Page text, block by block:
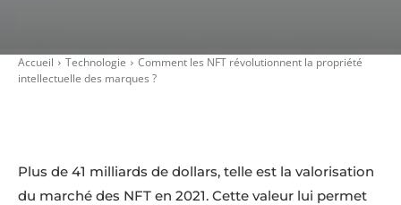
Accueil Technologie
Comment les NFT révolutionnent la propriété
intellectuelle des marques ?
Plus de 41 milliards de dollars, telle est la valorisation
du marché des NFT en 2021. Cette valeur lui permet